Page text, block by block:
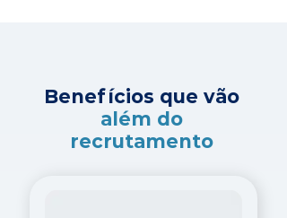
Benefícios que vão
além do
recrutamento